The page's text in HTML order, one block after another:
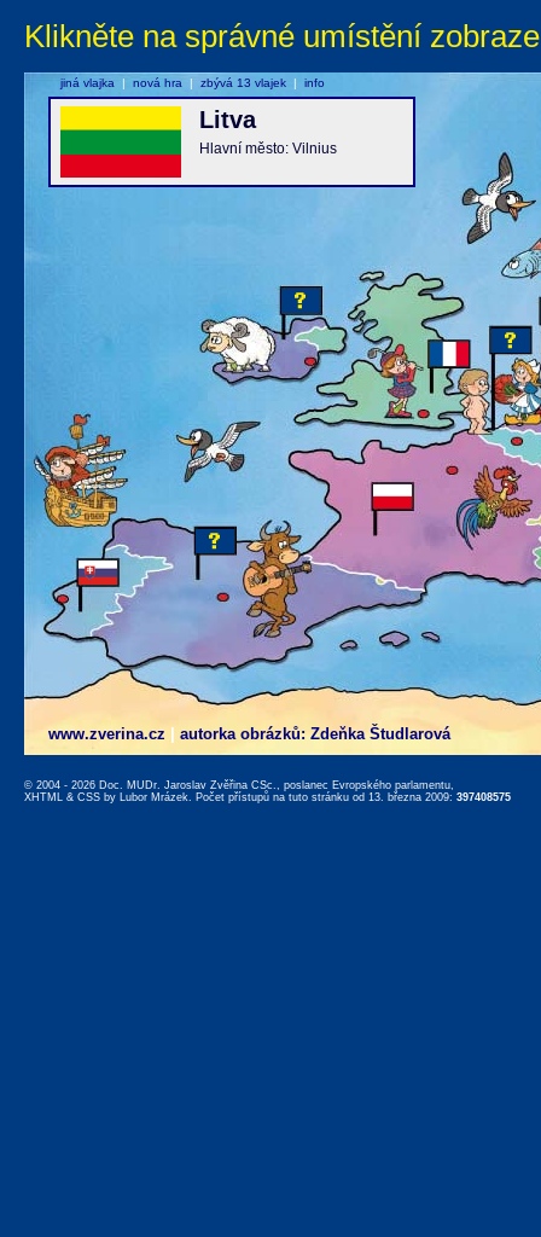
Klikněte na správné umístění
www.zverina.cz autorka obrázků: Zdeňka Študlarová
Litva
Hlavní město: Vilnius
jiná vlajka | nová hra | zbývá 13 vlajek | info
© 2004 - 2026 Doc. MUDr. Jaroslav Zvěřina CSc., poslanec Evropského parlamentu,
XHTML & CSS by Lubor Mrázek. Počet přístupů na tuto stránku od 13. března 2009: 397408575